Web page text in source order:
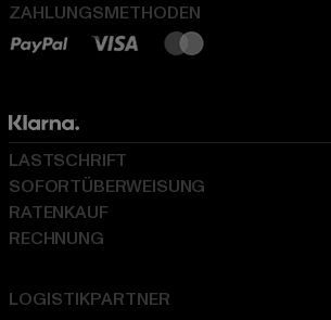
ZAHLUNGSMETHODEN
LOGISTIKPARTNER
LASTSCHRIFT
SOFORTÜBERWEISUNG
RATENKAUF
RECHNUNG